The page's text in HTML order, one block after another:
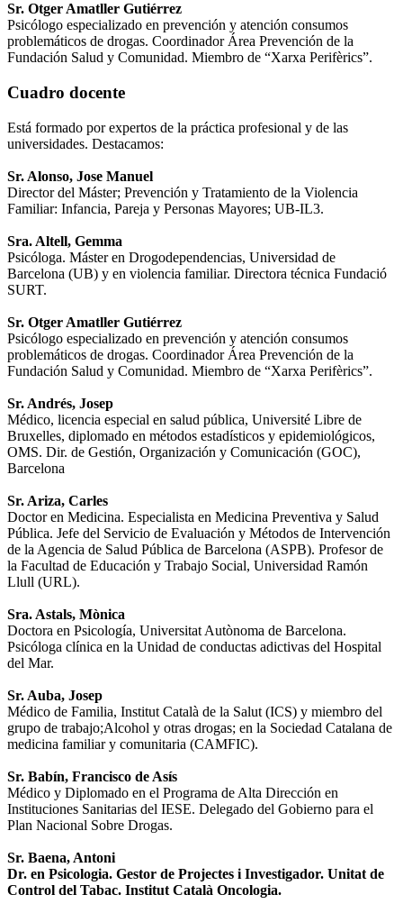
Sr. Otger Amatller Gutiérrez
Psicólogo especializado en prevención y atención consumos
problemáticos de drogas. Coordinador Área Prevención de la
Fundación Salud y Comunidad. Miembro de “Xarxa Perifèrics”.
Cuadro docente
Está formado por expertos de la práctica profesional y de las
universidades. Destacamos:
Sr. Alonso, Jose Manuel
Director del Máster; Prevención y Tratamiento de la Violencia
Familiar: Infancia, Pareja y Personas Mayores; UB-IL3.
Sra. Altell, Gemma
Psicóloga. Máster en Drogodependencias, Universidad de
Barcelona (UB) y en violencia familiar. Directora técnica Fundació
SURT.
Sr. Otger Amatller Gutiérrez
Psicólogo especializado en prevención y atención consumos
problemáticos de drogas. Coordinador Área Prevención de la
Fundación Salud y Comunidad. Miembro de “Xarxa Perifèrics”.
Sr. Andrés, Josep
Médico, licencia especial en salud pública, Université Libre de
Bruxelles, diplomado en métodos estadísticos y epidemiológicos,
OMS. Dir. de Gestión, Organización y Comunicación (GOC),
Barcelona
Sr. Ariza, Carles
Doctor en Medicina. Especialista en Medicina Preventiva y Salud
Pública. Jefe del Servicio de Evaluación y Métodos de Intervención
de la Agencia de Salud Pública de Barcelona (ASPB). Profesor de
la Facultad de Educación y Trabajo Social, Universidad Ramón
Llull (URL).
Sra. Astals, Mònica
Doctora en Psicología, Universitat Autònoma de Barcelona.
Psicóloga clínica en la Unidad de conductas adictivas del Hospital
del Mar.
Sr. Auba, Josep
Médico de Familia, Institut Català de la Salut (ICS) y miembro del
grupo de trabajo;Alcohol y otras drogas; en la Sociedad Catalana de
medicina familiar y comunitaria (CAMFIC).
Sr. Babín, Francisco de Asís
Médico y Diplomado en el Programa de Alta Dirección en
Instituciones Sanitarias del IESE. Delegado del Gobierno para el
Plan Nacional Sobre Drogas.
Sr. Baena, Antoni
Dr. en Psicologia. Gestor de Projectes i Investigador. Unitat de
Control del Tabac. Institut Català Oncologia.